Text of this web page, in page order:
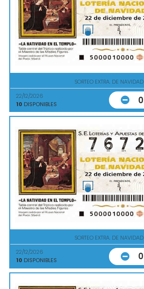
SORTEO EXTRA. DE NAVIDAD
22/12/2026
10 DISPONIBLES 0
SORTEO EXTRA. DE NAVIDAD
22/12/2026
10 DISPONIBLES 0